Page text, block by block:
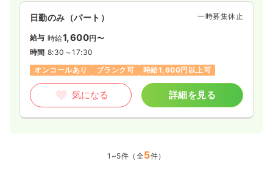
日勤のみ（パート） 一時募集休止
給与 時給1,600円〜
時間 8:30～17:30
オンコールあり
ブランク可 時給1,600円以上可
気になる 詳細を見る
1~5件（全5件）